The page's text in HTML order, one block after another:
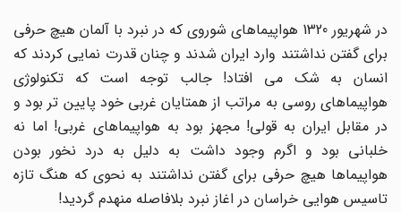
در شهریور 1320 هواپیماهای شوروی که در نبرد با آلمان هیچ حرفی
برای گفتن نداشتند وارد ایران شدند و چنان قدرت نمایی کردند که
انسان به شک می افتاد! جالب توجه است که تکنولوژی
هواپیماهای روسی به مراتب از همتایان غربی خود پایین تر بود و
در مقابل ایران به قولی! مجهز بود به هواپیماهای غربی! اما نه
خلبانی بود و اگرم وجود داشت به دلیل به درد نخور بودن
هواپیماها هیچ حرفی برای گفتن نداشتند به نحوی که هنگ تازه
تاسیس هوایی خراسان در اغاز نبرد بلافاصله منهدم گردید!